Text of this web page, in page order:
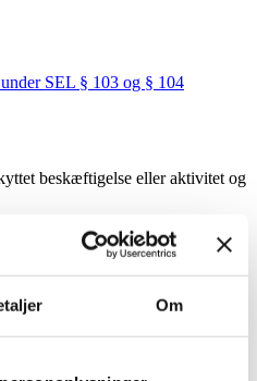
Om
SEL § 103 og § 104
beskæftigelse eller aktivitet og
inden for café og køkken,